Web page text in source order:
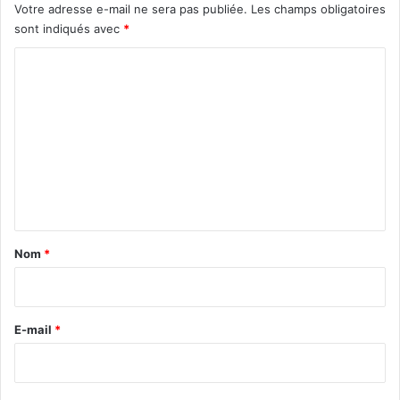
Votre adresse e-mail ne sera pas publiée. Les champs obligatoires
sont indiqués avec *
a
e
Nom *
E-mail *